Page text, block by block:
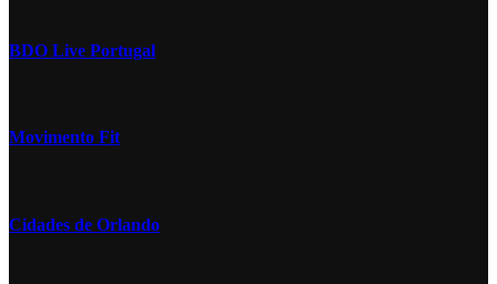
BDO Live Portugal
Movimento Fit
Cidades de Orlando